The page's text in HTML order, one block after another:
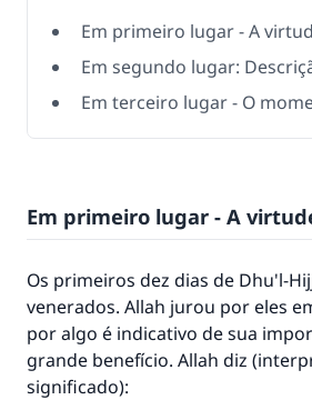
Em primeiro lugar - A
Em segundo lugar:
Em terceiro lugar - O
Em primeiro lugar - A
Os primeiros dez dias de Dhu'l-
venerados. Allah jurou por eles
por algo é indicativo de sua
grande benefício. Allah diz
significado):